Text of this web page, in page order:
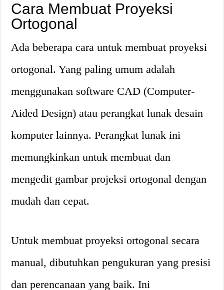
Cara Membuat Proyeksi
Ortogonal
Ada beberapa cara untuk membuat proyeksi
ortogonal. Yang paling umum adalah
menggunakan software CAD (Computer-
Aided Design) atau perangkat lunak desain
komputer lainnya. Perangkat lunak ini
memungkinkan untuk membuat dan
mengedit gambar projeksi ortogonal dengan
mudah dan cepat.
Untuk membuat proyeksi ortogonal secara
manual, dibutuhkan pengukuran yang presisi
dan perencanaan yang baik. Ini